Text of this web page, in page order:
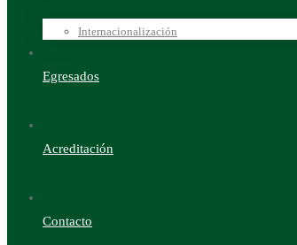
Internacionalización
Egresados
Acreditación
Contacto